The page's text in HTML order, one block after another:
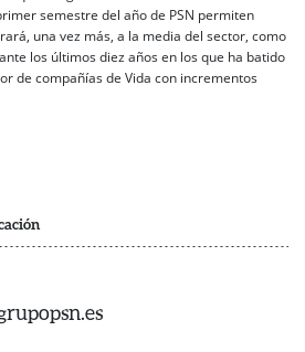
semestre del año de PSN permiten
una vez más, a la media del sector, como
los últimos diez años en los que ha batido
de compañías de Vida con incrementos